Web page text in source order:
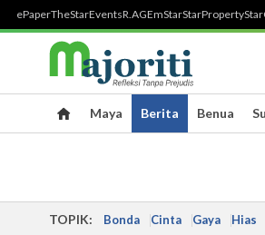
ePaperTheStarEventsR.AGEmStarStarProperty
Maya Berita Benua
TOPIK: Bonda Cinta Gaya Hias